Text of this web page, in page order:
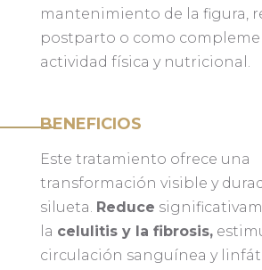
mantenimiento de la figura,
postparto o como
actividad física y nutricional.
BENEFICIOS
Este tratamiento ofrece una
transformación visible y
silueta. Reduce
la celulitis y la fibrosis,
circulación sanguínea y